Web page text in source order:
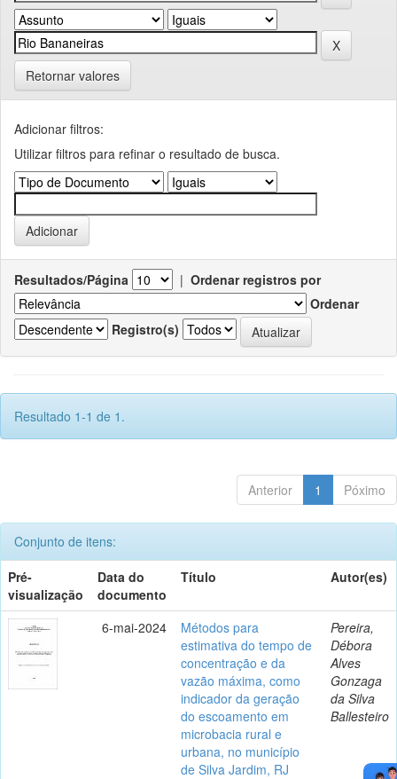
Retornar valores
Adicionar filtros:
Utilizar filtros para refinar o resultado de busca.
Resultados/Página | Ordenar registros por
Ordenar
Registro(s)
Resultado 1-1 de 1.
Anterior 1 Póximo
Conjunto de itens:
Pré-
visualização
Data do
documento
Título Autor(es)
6-mai-2024
Métodos para
estimativa do tempo de
concentração e da
vazão máxima, como
indicador da geração
do escoamento em
microbacia rural e
urbana, no município
de Silva Jardim, RJ
Pereira,
Débora
Alves
Gonzaga
da Silva
Ballesteiro